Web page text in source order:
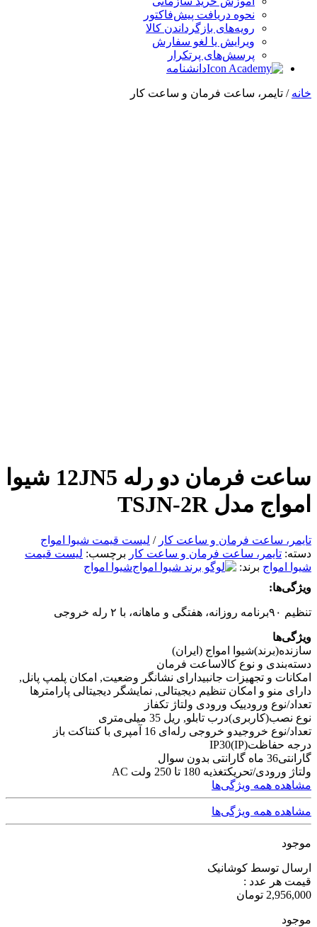
نحوه دریافت پیش‌فاکتور
رویه‌های بازگرداندن کالا
ویرایش یا لغو سفارش
پرسش‌های پرتکرار
دانشنامه
خانه / تایمر، ساعت فرمان و ساعت کار
ساعت فرمان دو رله‌ 12JN5 شیوا
امواج مدل TSJN-2R
تایمر، ساعت فرمان و ساعت کار / لیست قیمت شیوا امواج
دسته: تایمر، ساعت فرمان و ساعت کار برچسب: لیست قیمت
شیوا امواج برند:
شیوا امواج
ویژگی‌ها:
تنظیم ۹۰برنامه روزانه، هفتگی و ماهانه، با ۲ رله خروجی
ویژگی‌ها
سازنده(برند)شیوا امواج (ایران)
دسته‌بندی و نوع کالاساعت فرمان
امکانات و تجهیزات جانبیدارای نشانگر وضعیت, امکان پلمپ پانل,
دارای منو و امکان تنظیم دیجیتالی, نمایشگر دیجیتالی پارامترها
تعداد/نوع ورودییک ورودی ولتاژ تکفاز
نوع نصب(کاربری)درب تابلو, ریل 35 میلی‌متری
تعداد/نوع خروجیدو خروجی رله‌ای 16 آمپری با کنتاکت باز
درجه حفاظت(IP)
IP30
گارانتی36 ماه گارانتی بدون سوال
ولتاژ ورودی/تحریکتغذیه 180 تا 250 ولت AC
مشاهده همه ویژگی‌ها
مشاهده همه ویژگی‌ها
موجود
ارسال توسط کوشانیک
قیمت هر عدد :
2,956,000 تومان
موجود